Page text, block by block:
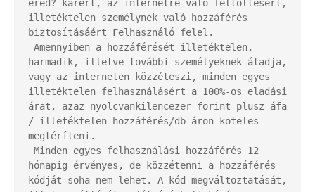
ered? kárért, az internetre való feltöltésért,
illetéktelen személynek való hozzáférés
biztosításáért Felhasználó felel.
harmadik, illetve további személyeknek átadja,
vagy az interneten közzéteszi, minden egyes
illetéktelen felhasználásért a 100%-os eladási
árat, azaz nyolcvankilencezer forint plusz áfa
/ illetéktelen hozzáférés/db áron köteles
megtéríteni.
hónapig érvényes, de közzétenni a hozzáférés
kódját soha nem lehet. A kód megváltoztatását,